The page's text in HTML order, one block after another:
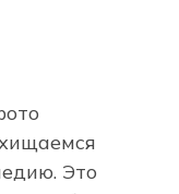
Это